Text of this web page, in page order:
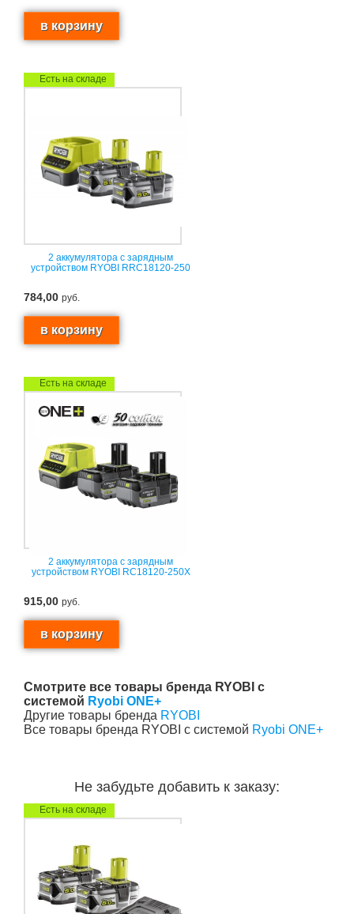
Есть на складе
2 аккумулятора с зарядным
устройством RYOBI RRC18120-250
784,00 руб.
Есть на складе
2 аккумулятора с зарядным
устройством RYOBI RC18120-250X
915,00 руб.
Смотрите все товары бренда RYOBI с
системой Ryobi ONE+
Другие товары бренда RYOBI
Все товары бренда RYOBI с системой Ryobi ONE+
Не забудьте добавить к заказу:
Есть на складе